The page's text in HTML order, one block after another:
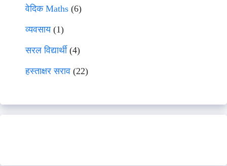
वेदिक Maths (6)
व्यवसाय(1)
सरल विद्यार्थी(4)
हस्ताक्षर सराव (22)